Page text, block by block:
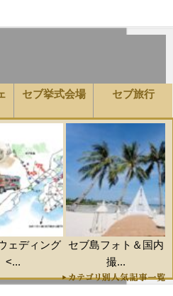
セブ挙式会場 セブ旅行
ェディング
<...
セブ島フォト＆国内
撮...